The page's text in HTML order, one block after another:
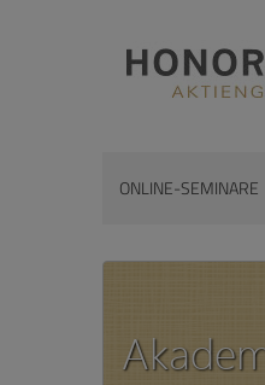
ONLINE-SEMINARE